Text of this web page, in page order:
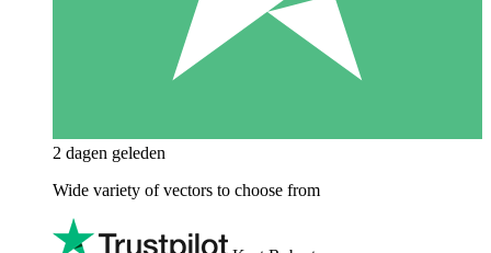
2 dagen geleden
Wide variety of vectors to choose from